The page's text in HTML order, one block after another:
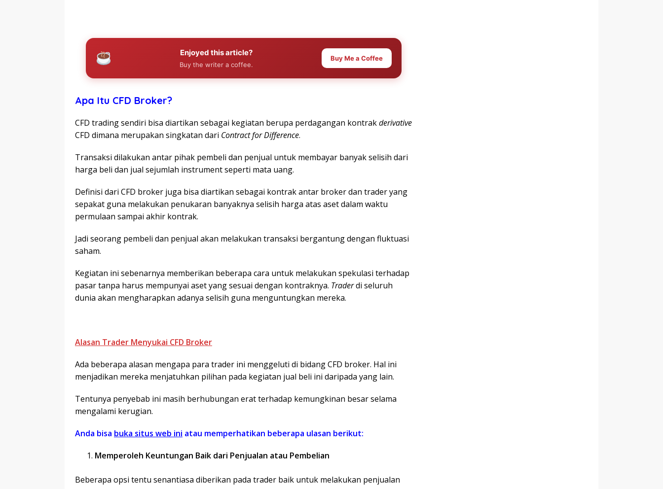
Enjoyed this article?
Buy the writer a coffee.
Buy Me a Coffee
Apa Itu CFD Broker?
CFD trading sendiri bisa diartikan sebagai kegiatan berupa perdagangan kontrakderivative
CFD dimana merupakan singkatan dari Contract for Difference.
Transaksi dilakukan antar pihak pembeli dan penjual untuk membayar banyak selisih dari
harga beli dan jual sejumlah instrument seperti mata uang.
Definisi dari CFD broker juga bisa diartikan sebagai kontrak antar broker dan trader yang
sepakat guna melakukan penukaran banyaknya selisih harga atas aset dalam waktu
permulaan sampai akhir kontrak.
Jadi seorang pembeli dan penjual akan melakukan transaksi bergantung dengan fluktuasi
saham.
Kegiatan ini sebenarnya memberikan beberapa cara untuk melakukan spekulasi terhadap
pasar tanpa harus mempunyai aset yang sesuai dengan kontraknya. Traderdi seluruh
dunia akan mengharapkan adanya selisih guna menguntungkan mereka.
Alasan Trader Menyukai CFD Broker
Ada beberapa alasan mengapa para trader ini menggeluti di bidang CFD broker. Hal ini
menjadikan mereka menjatuhkan pilihan pada kegiatan jual beli ini daripada yang lain.
Tentunya penyebab ini masih berhubungan erat terhadap kemungkinan besar selama
mengalami kerugian.
Anda bisa buka situs web ini atau memperhatikan beberapa ulasan berikut:
Memperoleh Keuntungan Baik dari Penjualan atau Pembelian
Beberapa opsi tentu senantiasa diberikan pada trader baik untuk melakukan penjualan